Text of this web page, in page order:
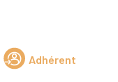
Adhérent